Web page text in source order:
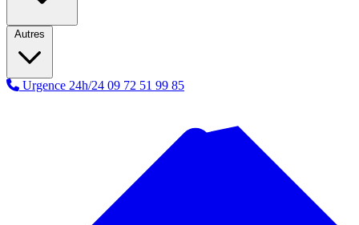
Autres
Urgence 24h/24 09 72 51 99 85